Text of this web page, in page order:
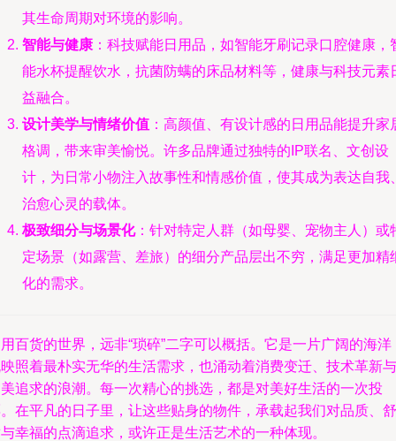
其生命周期对环境的影响。
智能与健康 ：科技赋能日用品，如智能牙刷记录口腔健康，
能水杯提醒饮水，抗菌防螨的床品材料等，健康与科技元素
益融合。
设计美学与情绪价值 ：高颜值、有设计感的日用品能提升家
格调，带来审美愉悦。许多品牌通过独特的IP联名、文创设
计，为日常小物注入故事性和情感价值，使其成为表达自我
治愈心灵的载体。
极致细分与场景化：针对特定人群（如母婴、宠物主人）或
定场景（如露营、差旅）的细分产品层出不穷，满足更加精
化的需求。
百货的世界，远非“琐碎”二字可以概括。它是一片广阔的海洋
照着最朴实无华的生活需求，也涌动着消费变迁、技术革新与
追求的浪潮。每一次精心的挑选，都是对美好生活的一次投
在平凡的日子里，让这些贴身的物件，承载起我们对品质、舒
幸福的点滴追求，或许正是生活艺术的一种体现。